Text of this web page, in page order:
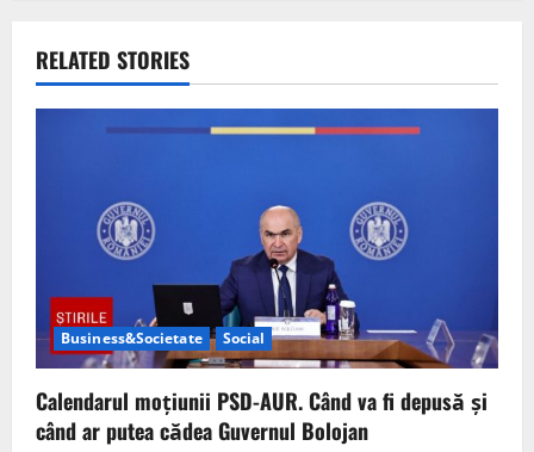
v
i
i
o
n
RELATED STORIES
Business&Societate Social
Calendarul moțiunii PSD-AUR. Când va fi depusă și
când ar putea cădea Guvernul Bolojan